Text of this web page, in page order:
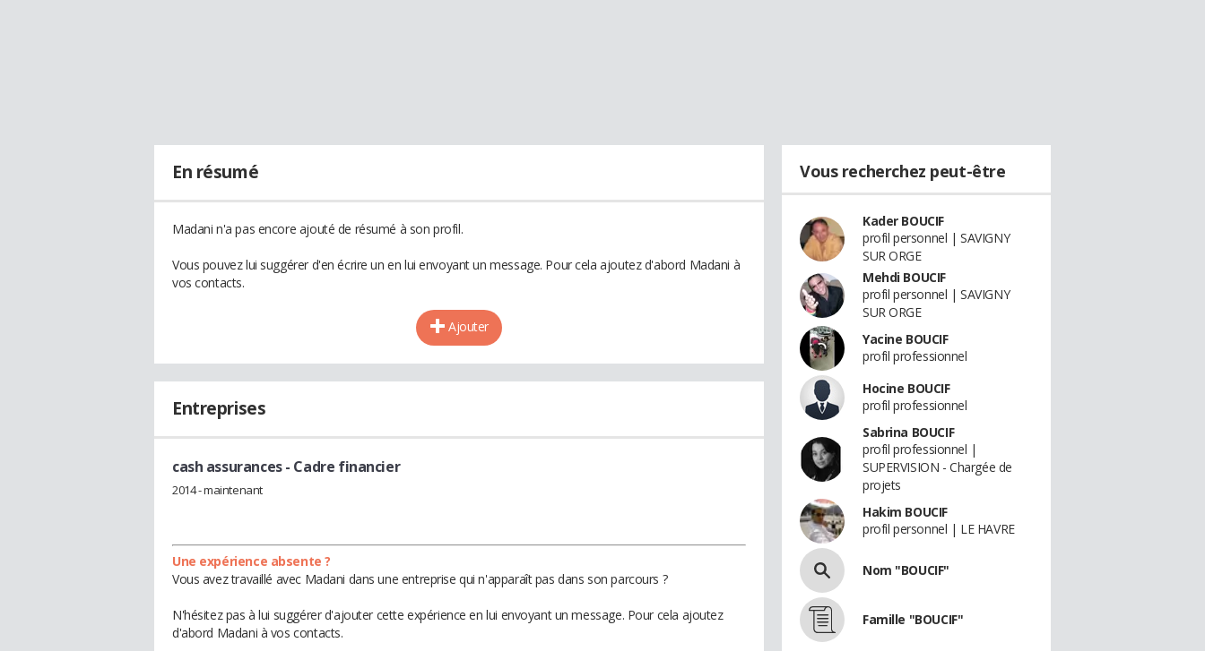
En résumé
Madani n'a pas encore ajouté de résumé à son profil.
Vous pouvez lui suggérer d'en écrire un en lui envoyant un message. Pour cela ajoutez d'abord Madani à
vos contacts.
Ajouter
Entreprises
cash assurances- Cadre financier
2014 - maintenant
Une expérience absente ?
Vous avez travaillé avec Madani dans une entreprise qui n'apparaît pas dans son parcours ?
N'hésitez pas à lui suggérer d'ajouter cette expérience en lui envoyant un message. Pour cela ajoutez
d'abord Madani à vos contacts.
Vous recherchez peut-être
Kader BOUCIF
profil personnel | SAVIGNY
SUR ORGE
Mehdi BOUCIF
profil personnel | SAVIGNY
SUR ORGE
Yacine BOUCIF
profil professionnel
Hocine BOUCIF
profil professionnel
Sabrina BOUCIF
profil professionnel |
SUPERVISION - Chargée de
projets
Hakim BOUCIF
profil personnel | LE HAVRE
Nom "BOUCIF"
Famille "BOUCIF"